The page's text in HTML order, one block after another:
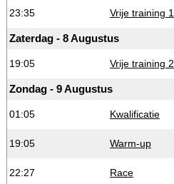
23:35 Vrije training 1
Zaterdag - 8 Augustus
19:05 Vrije training 2
Zondag - 9 Augustus
01:05 Kwalificatie
19:05 Warm-up
22:27 Race